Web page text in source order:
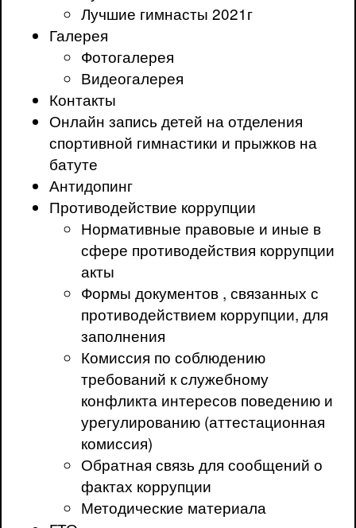
Лучшие гимнасты 2021г
Галерея
Фотогалерея
Видеогалерея
Контакты
Онлайн запись детей на отделения
спортивной гимнастики и прыжков на
батуте
Антидопинг
Противодействие коррупции
Нормативные правовые и иные в
сфере противодействия коррупции
акты
Формы документов , связанных с
противодействием коррупции, для
заполнения
Комиссия по соблюдению
требований к служебному
конфликта интересов поведению и
урегулированию (аттестационная
комиссия)
Обратная связь для сообщений о
фактах коррупции
Методические материала